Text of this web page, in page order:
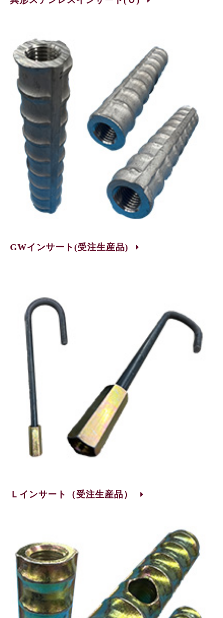
GWインサート(受注生産品)
Ｌインサート（受注生産品）